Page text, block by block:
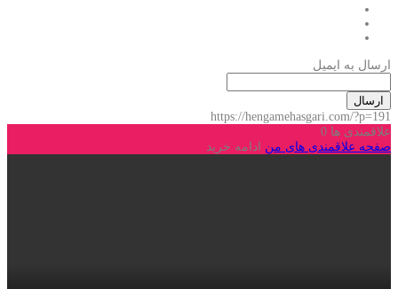
ارسال به ایمیل
ارسال
https://hengamehasgari.com/?p=191
علاقمندی ها 0
صفحه علاقمندی های من ادامه خرید